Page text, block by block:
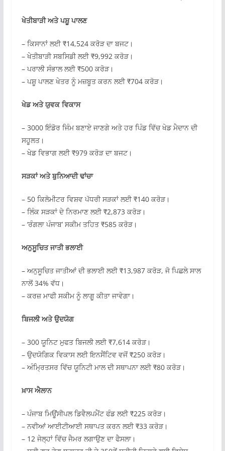
ਖੇਤੀਬਾੜੀ ਅਤੇ ਪਸ਼ੂ ਪਾਲਣ
– ਕਿਸਾਨਾਂ ਲਈ ₹14,524 ਕਰੋੜ ਦਾ ਬਜਟ।
– ਖੇਤੀਬਾੜੀ ਸਬਸਿਡੀ ਲਈ ₹9,992 ਕਰੋੜ।
– ਪਰਾਲੀ ਸੰਭਾਲ ਲਈ ₹500 ਕਰੋੜ।
– ਪਸ਼ੂ ਪਾਲਣ ਖੇਤਰ ਨੂੰ ਮਜ਼ਬੂਤ ਕਰਨ ਲਈ ₹704 ਕਰੋੜ।
ਖੇਡ ਅਤੇ ਯੁਵਕ ਵਿਕਾਸ
– 3000 ਇੰਡੋਰ ਜਿੰਮ ਬਣਾਏ ਜਾਣਗੇ ਅਤੇ ਹਰ ਪਿੰਡ ਵਿੱਚ ਖੇਡ ਮੈਦਾਨ ਦੀ
ਸਹੂਲਤ।
– ਖੇਡ ਵਿਭਾਗ ਲਈ ₹979 ਕਰੋੜ ਦਾ ਬਜਟ।
ਸੜਕਾਂ ਅਤੇ ਬੁਨਿਆਦੀ ਢਾਂਚਾ
– 50 ਕਿਲੋਮੀਟਰ ਵਿਸ਼ਵ ਪੱਧਰੀ ਸੜਕਾਂ ਲਈ ₹140 ਕਰੋੜ।
– ਲਿੰਕ ਸੜਕਾਂ ਦੇ ਨਿਰਮਾਣ ਲਈ ₹2,873 ਕਰੋੜ।
– ‘ਰੰਗਲਾ ਪੰਜਾਬ’ ਸਕੀਮ ਤਹਿਤ ₹585 ਕਰੋੜ।
ਅਨੁਸੂਚਿਤ ਜਾਤੀ ਭਲਾਈ
– ਅਨੁਸੂਚਿਤ ਜਾਤੀਆਂ ਦੀ ਭਲਾਈ ਲਈ ₹13,987 ਕਰੋੜ, ਜੋ ਪਿਛਲੇ ਸਾਲ
ਨਾਲੋਂ 34% ਵੱਧ।
– ਕਰਜ਼ ਮਾਫੀ ਸਕੀਮ ਨੂੰ ਲਾਗੂ ਕੀਤਾ ਜਾਵੇਗਾ।
ਬਿਜਲੀ ਅਤੇ ਉਦਯੋਗ
– 300 ਯੂਨਿਟ ਮੁਫਤ ਬਿਜਲੀ ਲਈ ₹7,614 ਕਰੋੜ।
– ਉਦਯੋਗਿਕ ਵਿਕਾਸ ਲਈ ਇਨਸੈਂਟਿਵ ਵਜੋਂ ₹250 ਕਰੋੜ।
– ਅੰਮ੍ਰਿਤਸਰ ਵਿੱਚ ਯੂਨਿਟੀ ਮਾਲ ਦੀ ਸਥਾਪਨਾ ਲਈ ₹80 ਕਰੋੜ।
ਖ਼ਾਸ ਐਲਾਨ
– ਪੰਜਾਬ ਮਿਊਂਸੀਪਲ ਡਿਵੈਲਪਮੈਂਟ ਫੰਡ ਲਈ ₹225 ਕਰੋੜ।
– ਨਵੀਆਂ ਆਈਟੀਆਈ ਸਥਾਪਤ ਕਰਨ ਲਈ ₹33 ਕਰੋੜ।
– 12 ਜੇਲ੍ਹਾਂ ਵਿੱਚ ਜੈਮਰ ਲਗਾਉਣ ਦਾ ਫੈਸਲਾ।